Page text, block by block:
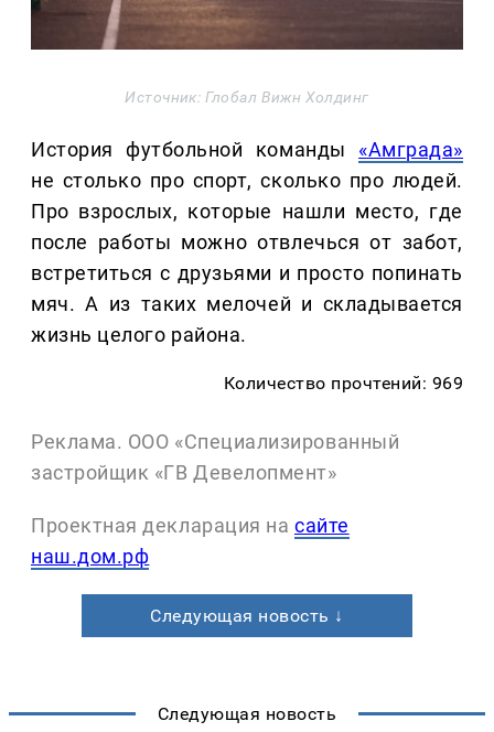
Источник: Глобал Вижн Холдинг
История футбольной команды «Амграда»
не столько про спорт, сколько про людей.
Про взрослых, которые нашли место, где
после работы можно отвлечься от забот,
встретиться с друзьями и просто попинать
мяч. А из таких мелочей и складывается
жизнь целого района.
Количество прочтений: 969
Реклама. ООО «Специализированный
застройщик «ГВ Девелопмент»
Проектная декларация на сайте
наш.дом.рф
Следующая новость ↓
Следующая новость